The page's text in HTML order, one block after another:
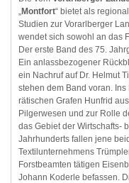
Montfort“ bietet als
Studien zur Vorarlberger
wendet sich sowohl an das
Der erste Band des 75.
Ein anlassbezogener
ein Nachruf auf Dr. Helmut
stehen dem Band voran.
rätischen Grafen Hunfrid
Pilgerwesen und zur Rolle
das Gebiet der Wirtschafts-
Jahrhunderts fallen jene
Textilunternehmens
Forstbeamten tätigen
Johann Koderle befassen.